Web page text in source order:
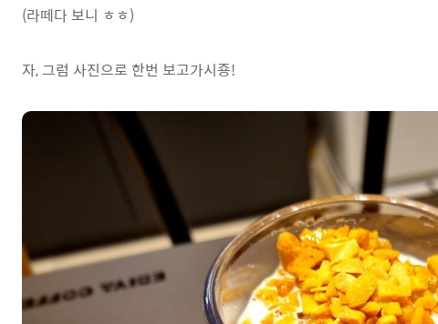
(라떼다 보니 ㅎㅎ)
자, 그럼 사진으로 한번 보고가시죵!